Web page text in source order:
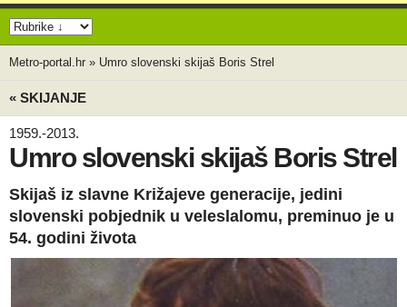
Metro-portal.hr » Umro slovenski skijaš Boris Strel
« SKIJANJE
1959.-2013.
Umro slovenski skijaš Boris Strel
Skijaš iz slavne Križajeve generacije, jedini
slovenski pobjednik u veleslalomu, preminuo je u
54. godini života